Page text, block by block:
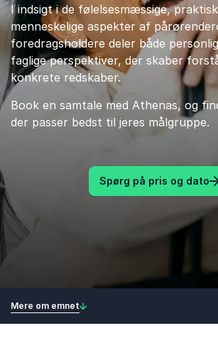
I indsigt i de følelsesmæssige,
menneskelige aspekter af
foredragsholdere deler både
faglige perspektiver, der skaber
konkrete redskaber.
Book en samtale med Athenas, og
der passer bedst til jeres målgruppe.
Spørg på pris og dato
Mere om emnet